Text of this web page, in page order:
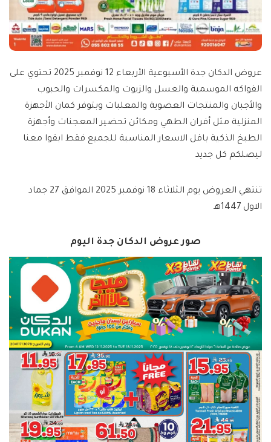
عروض الدكان جدة الأسبوعية الأربعاء 12 نوفمبر 2025 تحتوي على
الفواكه الموسمية والعسل والزيوت والمكسرات والحبوب
والأجبان والمنتجات العضوية والمعلبات وبتوفر كمان الأجهزة
المنزلية مثل أفران الطهي ومكائن تحضير المعجنات وأجهزة
الطبخ الذكية باقل الاسعار المناسبة للجميع فقط ابقوا معنا
ليصلكم كل جديد
تنتهي العروض يوم الثلاثاء 18 نوفمبر 2025 الموافق 27 جماد
الاول 1447هـ
صور عروض الدكان جدة اليوم